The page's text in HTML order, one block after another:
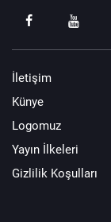
İletişim
Künye
Logomuz
Yayın İlkeleri
Gizlilik Koşulları